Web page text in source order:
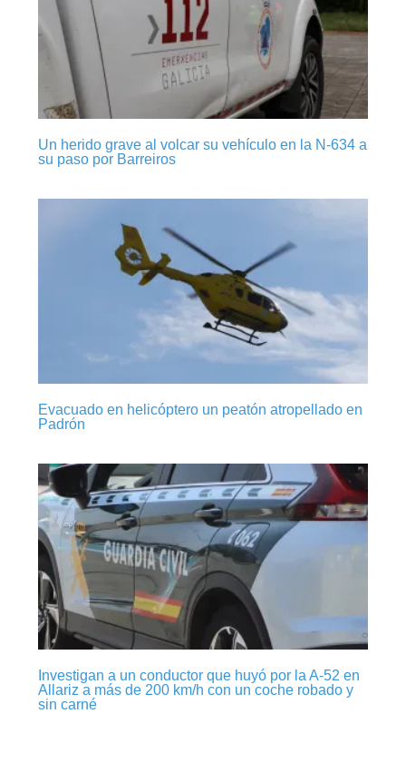
Un herido grave al volcar su vehículo en la N-634 a
su paso por Barreiros
Evacuado en helicóptero un peatón atropellado en
Padrón
Investigan a un conductor que huyó por la A-52 en
Allariz a más de 200 km/h con un coche robado y
sin carné